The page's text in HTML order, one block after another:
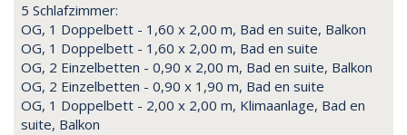
5 Schlafzimmer:
OG, 1 Doppelbett - 1,60 x 2,00 m, Bad en suite, Balkon
OG, 1 Doppelbett - 1,60 x 2,00 m, Bad en suite
OG, 2 Einzelbetten - 0,90 x 2,00 m, Bad en suite, Balkon
OG, 2 Einzelbetten - 0,90 x 1,90 m, Bad en suite
OG, 1 Doppelbett - 2,00 x 2,00 m, Klimaanlage, Bad en
suite, Balkon